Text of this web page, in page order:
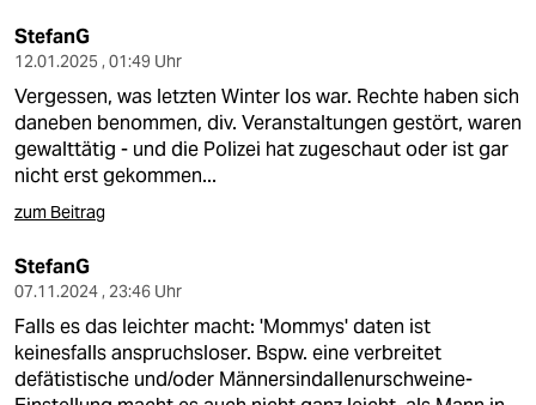
StefanG
12.01.2025 , 01:49 Uhr
Vergessen, was letzten Winter los war. Rechte haben sich
daneben benommen, div. Veranstaltungen gestört, waren
gewalttätig - und die Polizei hat zugeschaut oder ist gar
nicht erst gekommen...
zum Beitrag
StefanG
07.11.2024 , 23:46 Uhr
Falls es das leichter macht: 'Mommys' daten ist
keinesfalls anspruchsloser. Bspw. eine verbreitet
defätistische und/oder Männersindallenurschweine-